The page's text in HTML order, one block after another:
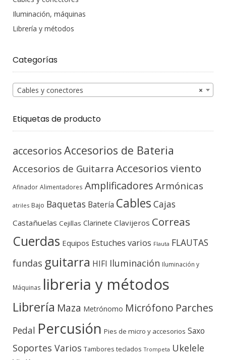
Iluminación, máquinas
Librería y métodos
Categorías
×
Cables y conectores
Etiquetas de producto
accesoriosAccesorios de Bateria
Accesorios de Guitarra Accesorios viento
Afinador Alimentadores Amplificadores Armónicas
atriles Bajo Baquetas Batería Cables Cajas
Castañuelas Cejillas Clarinete Clavijeros Correas
Cuerdas Equipos Estuches varios Flauta FLAUTAS
fundas guitarra HIFI Iluminación Iluminación y
Máquinas libreria y métodos
Librería Maza Metrónomo Micrófono Parches
Pedal Percusión Pies de micro y accesorios Saxo
Soportes Varios Tambores teclados Trompeta Ukelele